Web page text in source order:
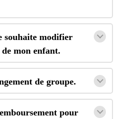
souhaite modifier
de mon enfant.
de groupe.
pour